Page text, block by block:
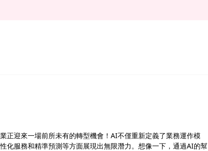
正迎來一場前所未有的轉型機會！AI不僅重新定義了業務運作模
化服務和精準預測等方面展現出無限潛力。想像一下，通過AI的幫